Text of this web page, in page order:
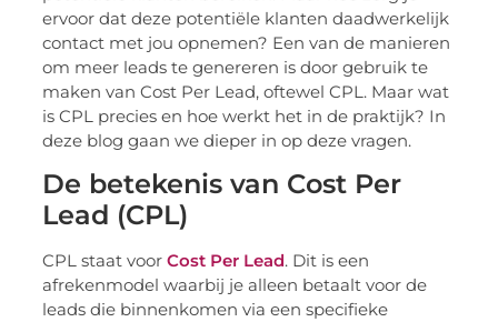
ervoor dat deze potentiële klanten daadwerkelijk
contact met jou opnemen? Een van de manieren
om meer leads te genereren is door gebruik te
maken van Cost Per Lead, oftewel CPL. Maar wat
is CPL precies en hoe werkt het in de praktijk? In
deze blog gaan we dieper in op deze vragen.
De betekenis van Cost Per
Lead (CPL)
CPL staat voor Cost Per Lead. Dit is een
afrekenmodel waarbij je alleen betaalt voor de
leads die binnenkomen via een specifieke